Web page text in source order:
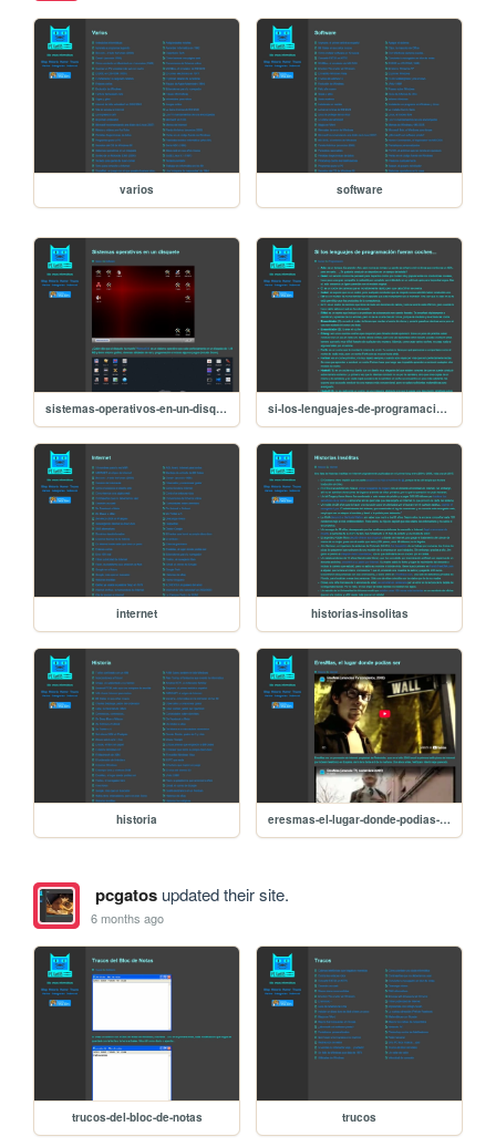
varios software
sistemas-operativos-en-un-disquete si-los-lenguajes-de-programacion-fueran-coches
internet historias-insolitas
historia eresmas-el-lugar-donde-podias-ser
pcgatosupdated their site.
6 months ago
trucos-del-bloc-de-notas trucos